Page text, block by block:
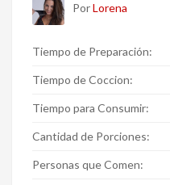
PorLorena
Tiempo de Preparación:
Tiempo de Coccion:
Tiempo para Consumir:
Cantidad de Porciones:
Personas que Comen: